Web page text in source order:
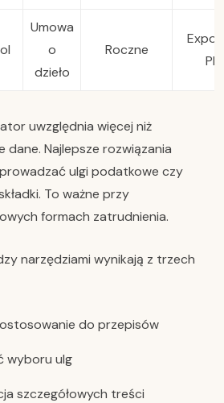
Umowa
o
dzieło
Roczne
uwzględnia więcej niż
Najlepsze rozwiązania
ulgi podatkowe czy
To ważne przy
formach zatrudnienia.
narzędziami wynikają z trzech
do przepisów
wyboru ulg
szczegółowych treści